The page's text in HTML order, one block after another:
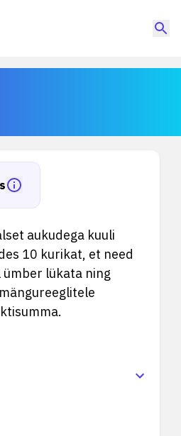
aukudega kuuli
10 kurikat, et need
ümber lükata ning